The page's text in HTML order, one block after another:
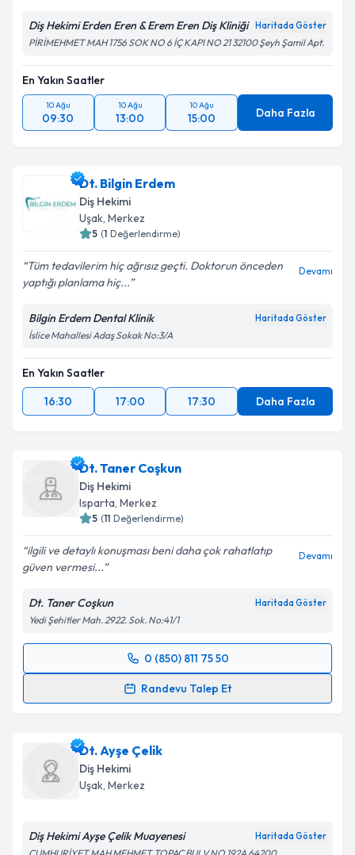
Diş Hekimi Erden Eren & Erem Eren Diş Kliniği Haritada Göster
PİRİMEHMET MAH 1756 SOK NO 6 İÇ KAPI NO 21 32100 Şeyh Şamil Apt.
En Yakın Saatler
10 Ağu
09:30
10 Ağu
13:00
10 Ağu
15:00 Daha Fazla
Dt. Bilgin Erdem
Diş Hekimi
Uşak, Merkez
5 (1 Değerlendirme)
Tüm tedavilerim hiç ağrısız geçti. Doktorun önceden
yaptığı planlama hiç...
Devamı
Bilgin Erdem Dental Klinik Haritada Göster
İslice Mahallesi Adaş Sokak No:3/A
En Yakın Saatler
16:30
17:00 17:30 Daha Fazla
Dt. Taner Coşkun
Diş Hekimi
Isparta, Merkez
5 (11 Değerlendirme)
ilgili ve detaylı konuşması beni daha çok rahatlatıp
güven vermesi...
Devamı
Dt. Taner Coşkun Haritada Göster
Yedi Şehitler Mah. 2922. Sok. No:41/1
0 (850) 811 75 50
Randevu Talep Et
Randevu Takvimi Talebi
takvim hazırlandığında e-posta ile bilgilendireceğiz.
E-posta Adresiniz
Dt. Ayşe Çelik
Diş Hekimi
Uşak, Merkez
Diş Hekimi Ayşe Çelik Muayenesi Haritada Göster